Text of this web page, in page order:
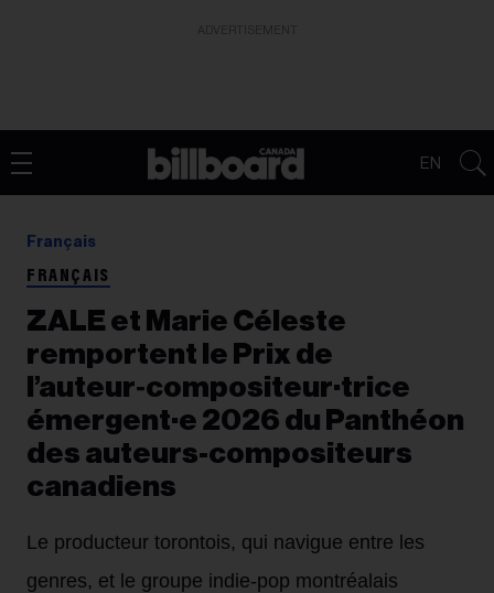
EN
Français
FRANÇAIS
ZALE et Marie Céleste
remportent le Prix de
l’auteur‑compositeur·trice
émergent·e 2026 du Panthéon
des auteurs-compositeurs
canadiens
Le producteur torontois, qui navigue entre les
genres, et le groupe indie‑pop montréalais